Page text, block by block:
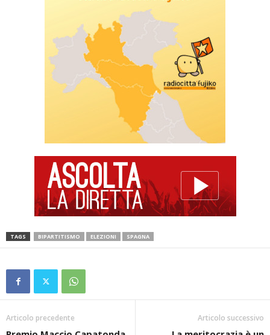
TAGS BIPARTITISMO ELEZIONI SPAGNA
Articolo precedente Articolo successivo